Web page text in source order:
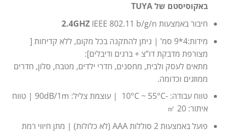
באקוסיסטם של TUYA
חיבור באמצעות
2.4GHZ IEEE 802.11 b/g/n
מידות:4*9 סמ’ | ניתן להתקנה בכל מקום, ללא קדיחות [
מצורפת מדבקת דו”צ + ברגים ודיבלים]:
מתאים לעסק ולבית, מחסנים, חדרי ילדים, מטבח, סלון, חדרים
ממוזגים וכדומה.
טווח עבודה: -10°C ~ 55°C | עוצמת צליל: 90dB/1m | טווח
איתור: 20 ㎡
פועל באמצעות 2 סוללות AAA (לא כלולות) | מתן חיווי רמת